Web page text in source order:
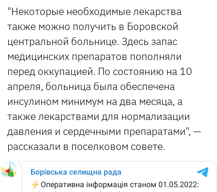
"Некоторые необходимые лекарства
также можно получить в Боровской
центральной больнице. Здесь запас
медицинских препаратов пополняли
перед оккупацией. По состоянию на 10
апреля, больница была обеспечена
инсулином минимум на два месяца, а
также лекарствами для нормализации
давления и сердечными препаратами", —
рассказали в поселковом совете.